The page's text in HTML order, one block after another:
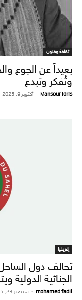
ثقافة وفنون
بعيداً عن الجوع
وتُفكر وتبدع
Mansour Idris
- أكتوبر 9, 2025
إفريقيا
تحالف دول
الجنائية الدولية
mohamed fadil
- سبتمبر 23, 2025